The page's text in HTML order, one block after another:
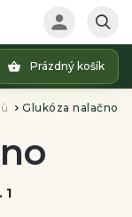
Prázdný košík
/ Glukóza nalačno
1